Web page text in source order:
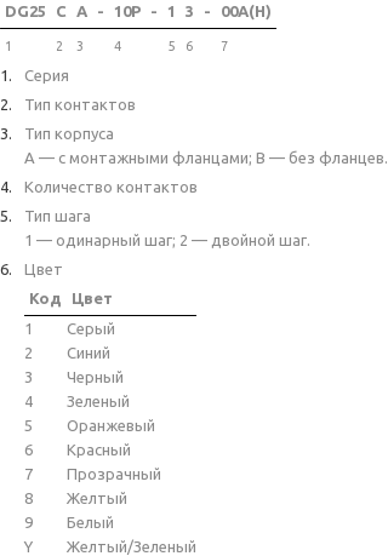
DG25 C A - 10P - 1 3 - 00A(H)
1 2 3 4 5 6 7
Серия
Тип контактов
Тип корпуса
A — с монтажными фланцами; B — без фланцев.
Количество контактов
Тип шага
1 — одинарный шаг; 2 — двойной шаг.
Цвет
Код
Цвет
1
Серый
2
Синий
3
Черный
4
Зеленый
5
Оранжевый
6
Красный
7
Прозрачный
8
Желтый
9
Белый
Y
Желтый/Зеленый